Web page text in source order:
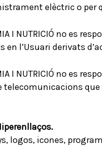
elèctric o per
I NUTRICIÓ no
en l’Usuari derivats
I NUTRICIÓ no
logos, icones,